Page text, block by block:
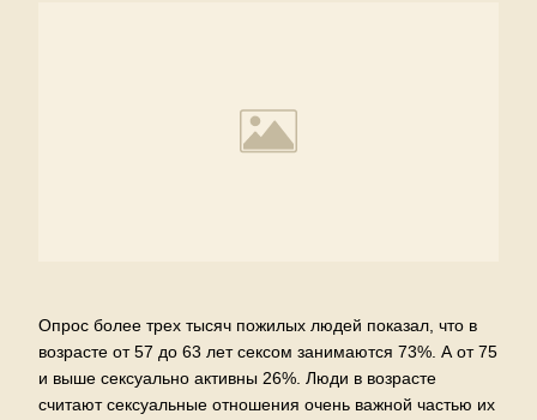
Опрос более трех тысяч пожилых людей показал, что в
возрасте от 57 до 63 лет сексом занимаются 73%. А от 75
и выше сексуально активны 26%. Люди в возрасте
считают сексуальные отношения очень важной частью их